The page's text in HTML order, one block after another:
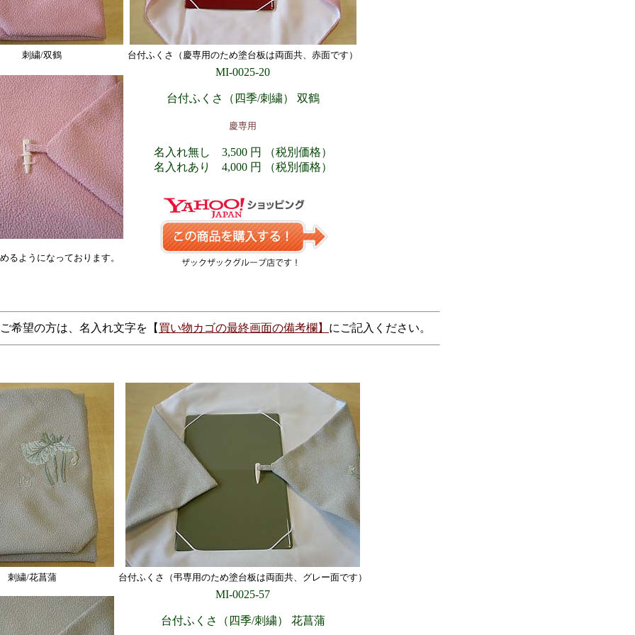
刺繍/双鶴 台付ふくさ（慶専用のため塗台板は両面共、赤面です）
るようになっております。
MI-0025-20
台付ふくさ（四季/刺繍） 双鶴
慶専用
名入れ無し 3,500 円 （税別価格）
名入れあり 4,000 円 （税別価格）
希望の方は、名入れ文字を【 買い物カゴの最終画面の備考欄】 にご記入ください。
刺繍/花菖蒲 台付ふくさ（弔専用のため塗台板は両面共、グレー面です）
MI-0025-57
台付ふくさ（四季/刺繍） 花菖蒲